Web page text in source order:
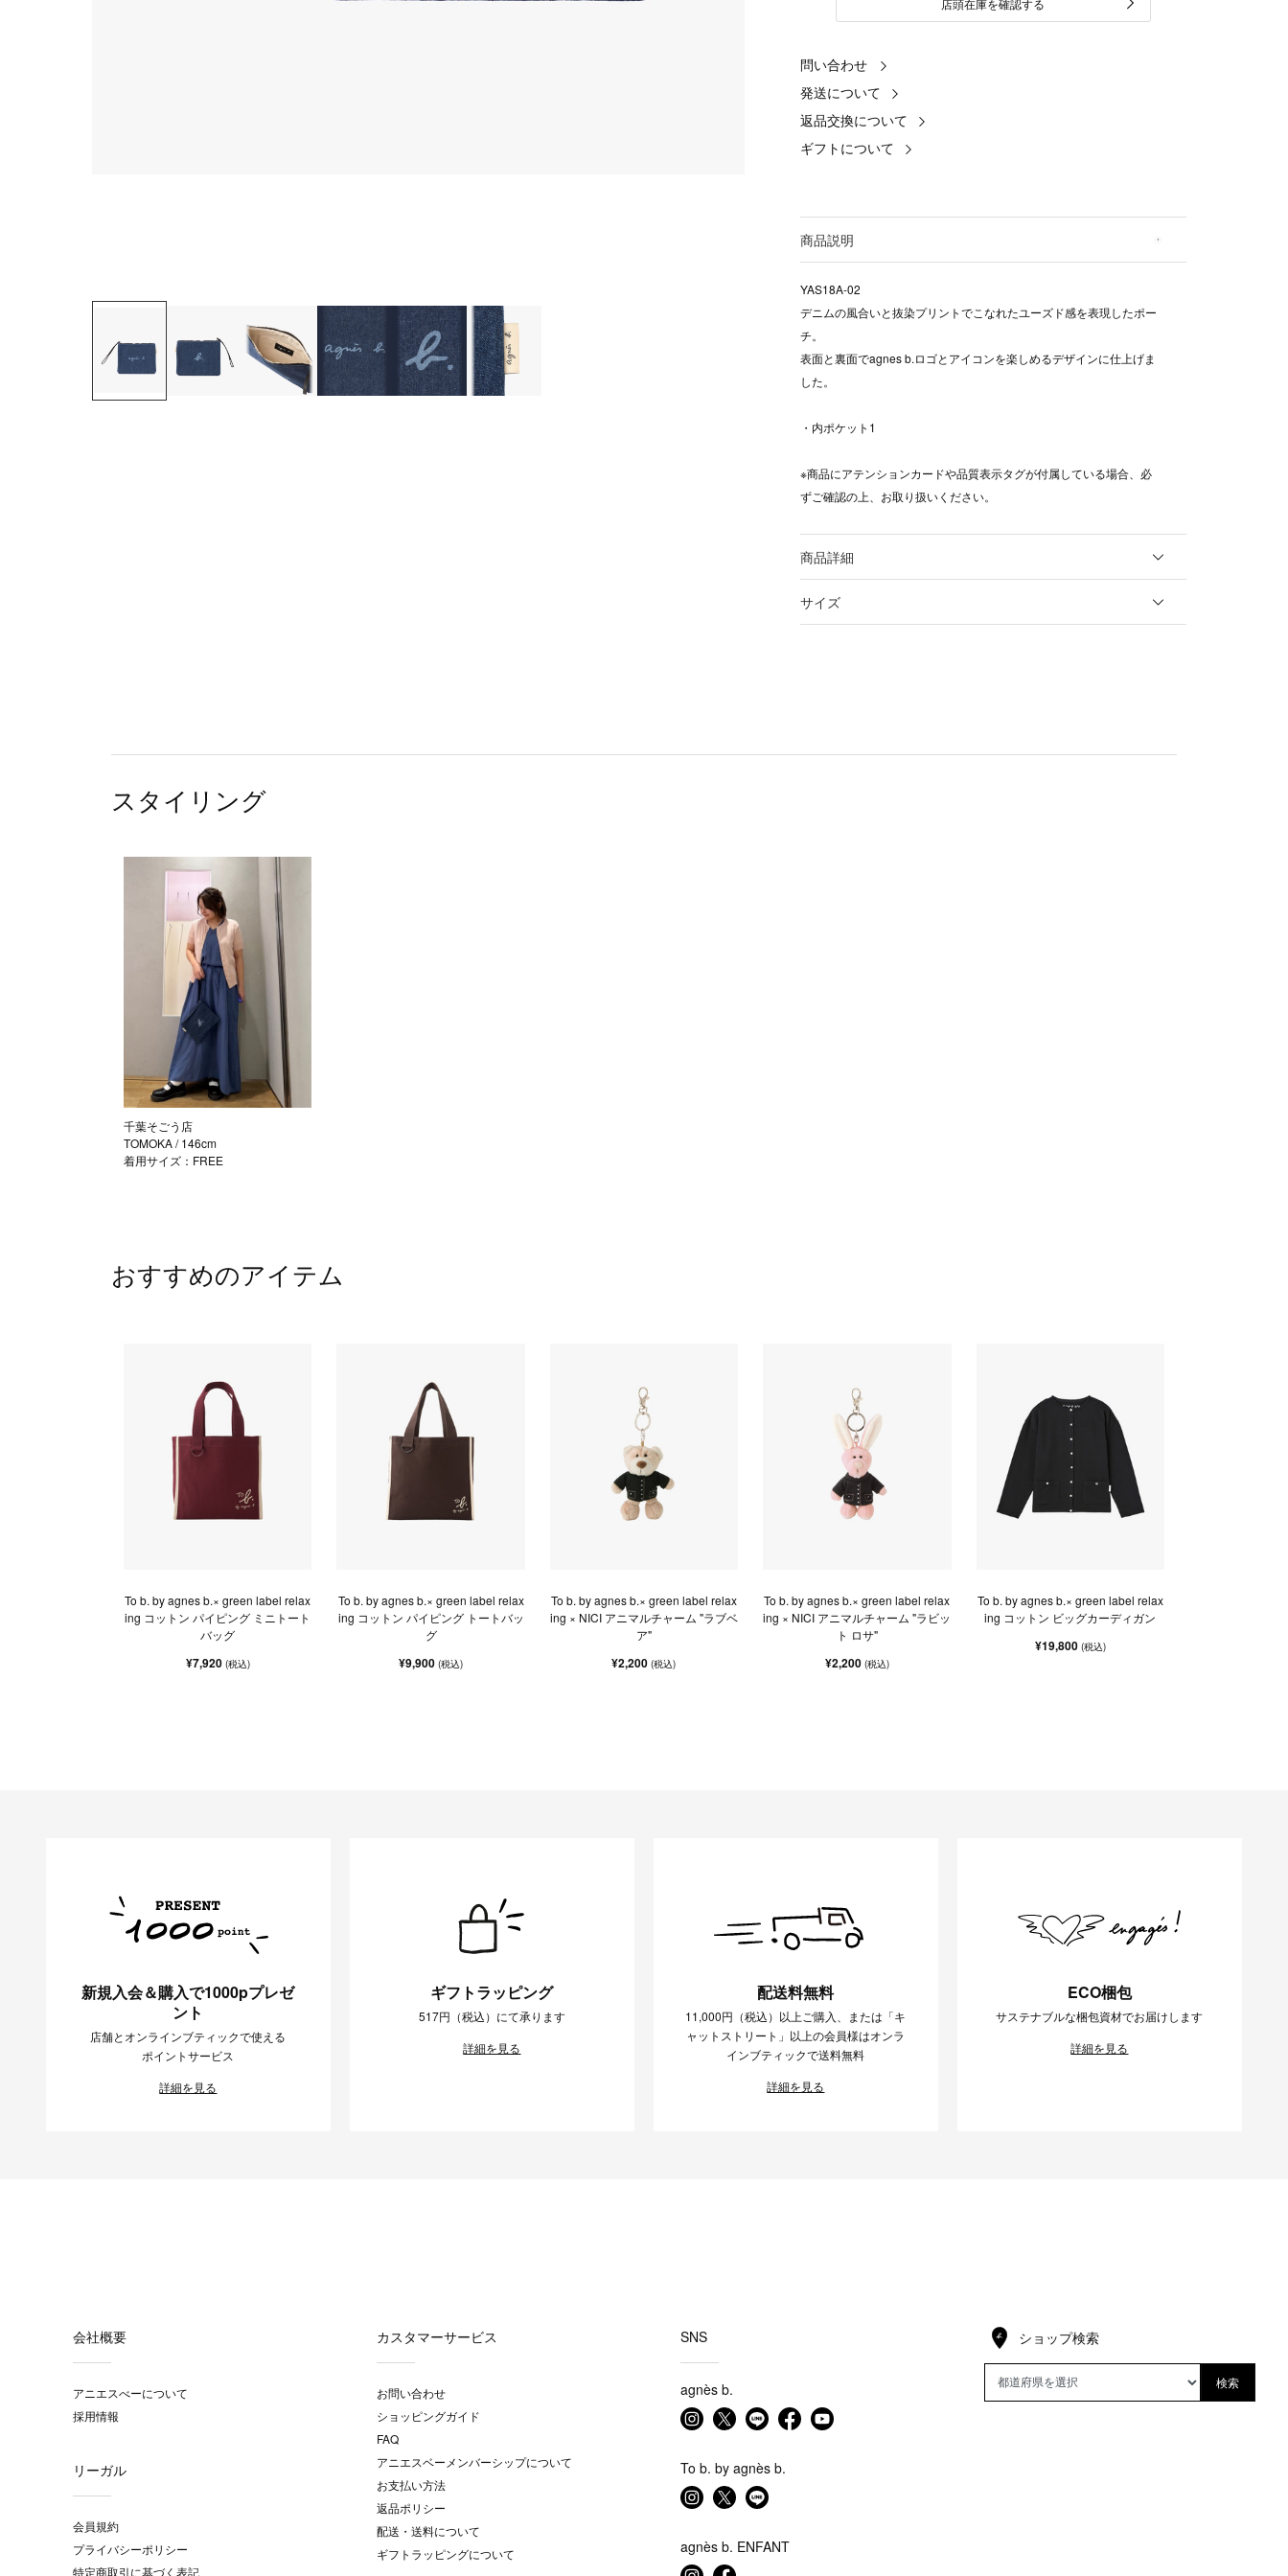
店頭在庫を確認する
問い合わせ
発送について
返品交換について
ギフトについて
商品説明
YAS18A-02
デニムの風合いと抜染プリントでこなれたユーズド感を表現したポー
チ。
表面と裏面でagnes b.ロゴとアイコンを楽しめるデザインに仕上げま
した。
・内ポケット1
※商品にアテンションカードや品質表示タグが付属している場合、必
ずご確認の上、お取り扱いください。
商品詳細
サイズ
スタイリング
千葉そごう店
TOMOKA/ 146cm
着用サイズ：FREE
おすすめのアイテム
To b. by agnes b.× green label relax
ing コットン パイピング ミニトート
バッグ
¥7,920 (税込)
To b. by agnes b.× green label relax
ing コットン パイピング トートバッ
グ
¥9,900(税込)
To b. by agnes b.× green label relax
ing × NICI アニマルチャーム "ラブベ
ア"
¥2,200(税込)
To b. by agnes b.× green label relax
ing × NICI アニマルチャーム "ラビッ
ト ロサ"
¥2,200 (税込)
To b. by agnes b.× green label relax
ing コットン ビッグカーディガン
¥19,800 (税込)
新規入会＆購入で1000pプレゼ
ント
店舗とオンラインブティックで使える
ポイントサービス
詳細を見る
ギフトラッピング
517円（税込）にて承ります
詳細を見る
配送料無料
11,000円（税込）以上ご購入、または「キ
ャットストリート」以上の会員様はオンラ
インブティックで送料無料
詳細を見る
ECO梱包
サステナブルな梱包資材でお届けします
詳細を見る
会社概要
アニエスべーについて
採用情報
リーガル
会員規約
プライバシーポリシー
特定商取引に基づく表記
カスタマーサービス
お問い合わせ
ショッピングガイド
FAQ
アニエスベーメンバーシップについて
お支払い方法
返品ポリシー
配送・送料について
ギフトラッピングについて
SNS
agnès b.
To b. by agnès b.
agnès b. ENFANT
ショップ検索
検索